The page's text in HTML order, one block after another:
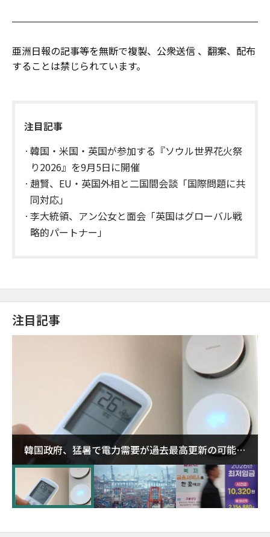
亜洲日報の記事等を無断で複製、公衆送信 、翻案、配布
することは禁じられています。
注目記事
韓国・米国・英国が参加する『ソウル世界花火祭
り2026』を9月5日に開催
趙賢、EU・英国外相と二国間会談「国際問題に共
同対応」
李大統領、アン公女と面会「英国はグローバル戦
略的パートナー」
注目記事
韓国政府、猛暑で電力需要が過去最高更新の可能性
に需給対応体制を点検